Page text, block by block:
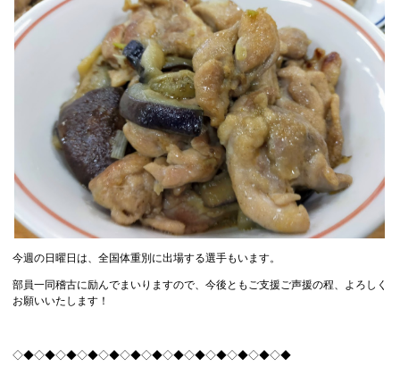
今週の日曜日は、全国体重別に出場する選手もいます。
部員一同稽古に励んでまいりますので、今後ともご支援ご声援の程、よろしく
お願いいたします！
◇◆◇◆◇◆◇◆◇◆◇◆◇◆◇◆◇◆◇◆◇◆◇◆◇◆